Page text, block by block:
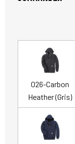
026-Carbon
Heather (Gris)